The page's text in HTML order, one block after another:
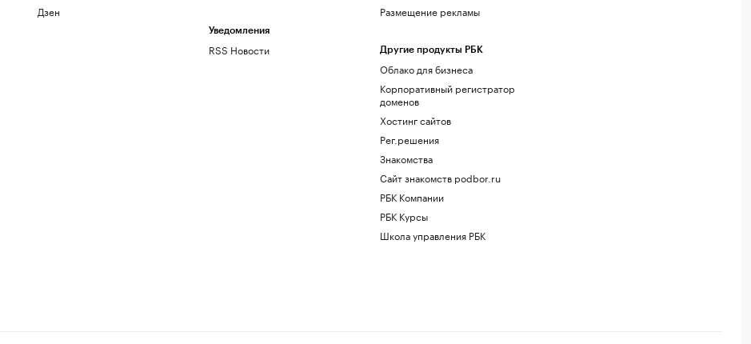
Дзен
Уведомления
RSS Новости
Размещение рекламы
Другие продукты РБК
Облако для бизнеса
Корпоративный регистратор
доменов
Хостинг сайтов
Рег.решения
Знакомства
Сайт знакомств podbor.ru
РБК Компании
РБК Курсы
Школа управления РБК